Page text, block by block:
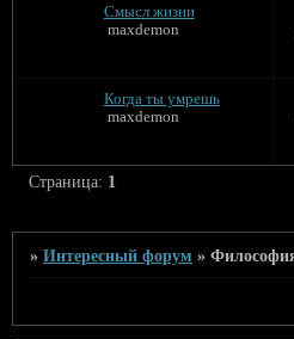
Смысл жизни
maxdemon
Когда ты умрешь
maxdemon
Страница: 1
»Интересный форум »